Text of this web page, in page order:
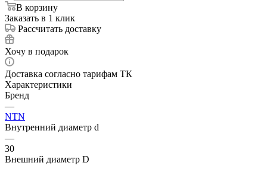
В корзину
Заказать в 1 клик
Рассчитать доставку
Хочу в подарок
Доставка согласно тарифам ТК
Характеристики
Бренд
—
NTN
Внутренний диаметр d
—
30
Внешний диаметр D